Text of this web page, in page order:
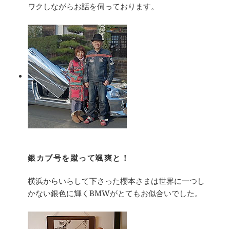
ワクしながらお話を伺っております。
銀カブ号を蹴って颯爽と！
横浜からいらして下さった櫻本さまは世界に一つし
かない銀色に輝くBMWがとてもお似合いでした。